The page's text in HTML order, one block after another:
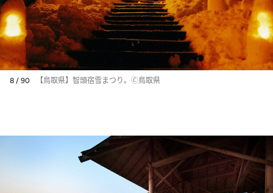
8 / 90 【鳥取県】智頭宿雪まつり。🄫鳥取県